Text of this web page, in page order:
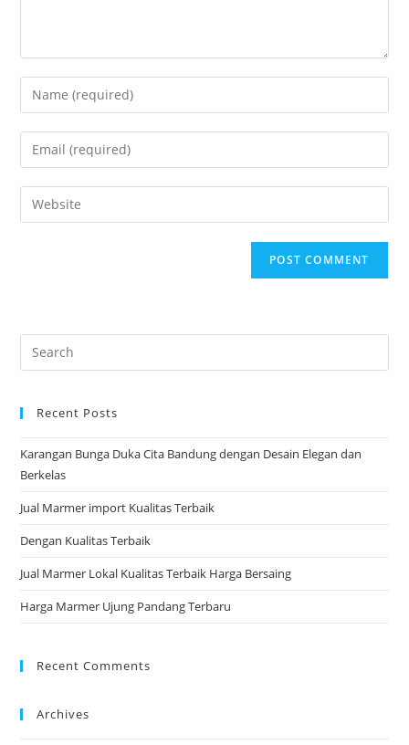
Enter
your
name
comment
Enter
your
email
address
Enter
your
Recent Posts
Karangan Bunga Duka Cita Bandung dengan Desain Elegan dan
Berkelas
Jual Marmer import Kualitas Terbaik
Dengan Kualitas Terbaik
Jual Marmer Lokal Kualitas Terbaik Harga Bersaing
Harga Marmer Ujung Pandang Terbaru
Recent Comments
Archives